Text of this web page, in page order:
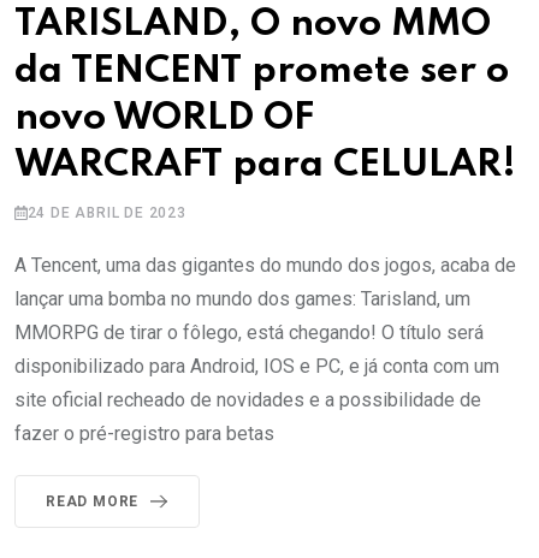
TARISLAND, O novo MMO
da TENCENT promete ser o
novo WORLD OF
WARCRAFT para CELULAR!
24 DE ABRIL DE 2023
A Tencent, uma das gigantes do mundo dos jogos, acaba de
lançar uma bomba no mundo dos games: Tarisland, um
MMORPG de tirar o fôlego, está chegando! O título será
disponibilizado para Android, IOS e PC, e já conta com um
site oficial recheado de novidades e a possibilidade de
fazer o pré-registro para betas
READ MORE